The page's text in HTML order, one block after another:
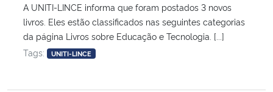
A UNITI-LINCE informa que foram postados 3 novos
livros. Eles estão classificados nas seguintes categorias
da página Livros sobre Educação e Tecnologia. [...]
Tags:
UNITI-LINCE